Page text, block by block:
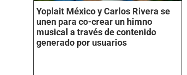
Yoplait México y Carlos Rivera se
unen para co-crear un himno
musical a través de contenido
generado por usuarios